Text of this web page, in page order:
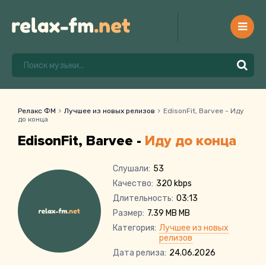
Релакс ФМ Лучшее из новых релизов
EdisonFit, Barvee - Иду
до конца
EdisonFit, Barvee - Иду до конца
Слушали: 53
Качество: 320 kbps
Длительность: 03:13
Размер: 7.39 MB MB
Категория: Лучшее из новых
релизов
Дата релиза: 24.06.2026